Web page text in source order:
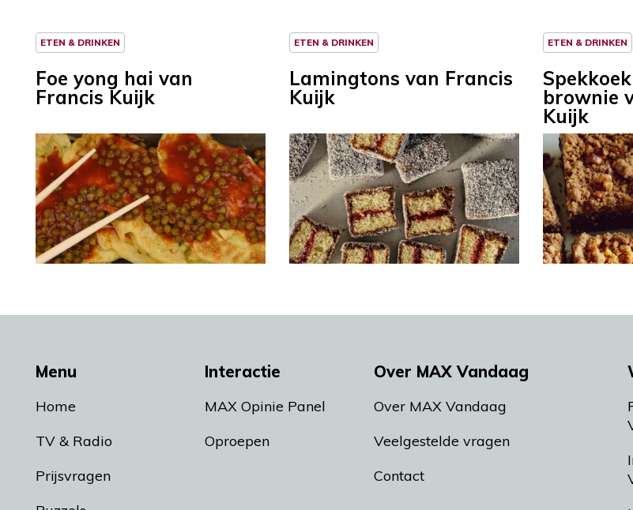
ETEN & DRINKEN
Foe yong hai van
Francis Kuijk
ETEN & DRINKEN
Lamingtons van Francis
Kuijk
ETEN & DRINKEN
brownie
Kuijk
Menu
Home
TV & Radio
Prijsvragen
Interactie
MAX Opinie Panel
Oproepen
Over MAX Vandaag
Over MAX Vandaag
Veelgestelde vragen
Contact